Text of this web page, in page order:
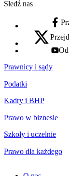
Śledź nas
x - otwiera się
Prawnicy i sądy
Prawnicy
Policja
Strefa aplikanta
Sędziowie
Podatki
CIT
Akcyza
Rachunkowość
Kadry i BHP
HR
Ubezpieczenia
Prawo w biznesie
Małe i
Szkoły i uczelnie
Prawo dla każdego